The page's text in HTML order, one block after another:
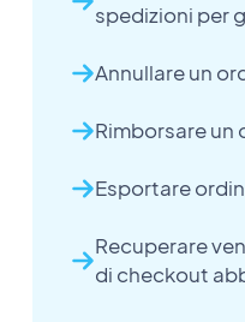
spedizioni per
Annullare un
Rimborsare un
Esportare
Recuperare
di checkout